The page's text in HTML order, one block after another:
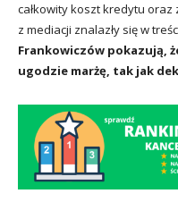
całkowity koszt kredytu
z mediacji znalazły się w
Frankowiczów pokazują,
ugodzie marżę, tak jak